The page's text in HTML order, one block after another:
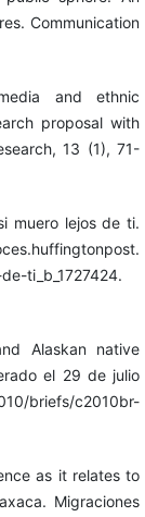
Communication
and ethnic
proposal with
13 (1), 71-
muero lejos de ti.
ti_b_1727424.
Alaskan native
el 29 de julio
briefs/c2010br-
as it relates to
Migraciones